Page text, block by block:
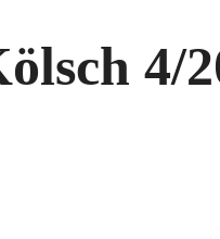
4/